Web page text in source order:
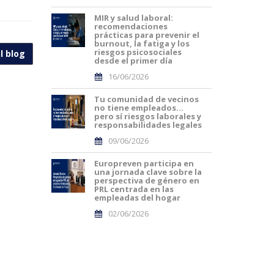
blog
MIR y salud laboral:
recomendaciones
prácticas para prevenir el
burnout, la fatiga y los
riesgos psicosociales
desde el primer día
16/06/2026
Tu comunidad de vecinos
no tiene empleados…
pero sí riesgos laborales y
responsabilidades legales
09/06/2026
Europreven participa en
una jornada clave sobre la
perspectiva de género en
PRL centrada en las
empleadas del hogar
02/06/2026